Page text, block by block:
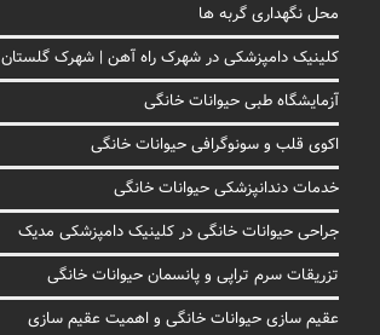
محل نگهداری گربه ها
کلینیک دامپزشکی در شهرک راه آهن | شهرک گلستان
آزمایشگاه طبی حیوانات خانگی
اکوی قلب و سونوگرافی حیوانات خانگی
خدمات دندانپزشکی حیوانات خانگی
جراحی حیوانات خانگی در کلینیک دامپزشکی مدیک
تزریقات سرم تراپی و پانسمان حیوانات خانگی
عقیم سازی حیوانات خانگی و اهمیت عقیم سازی